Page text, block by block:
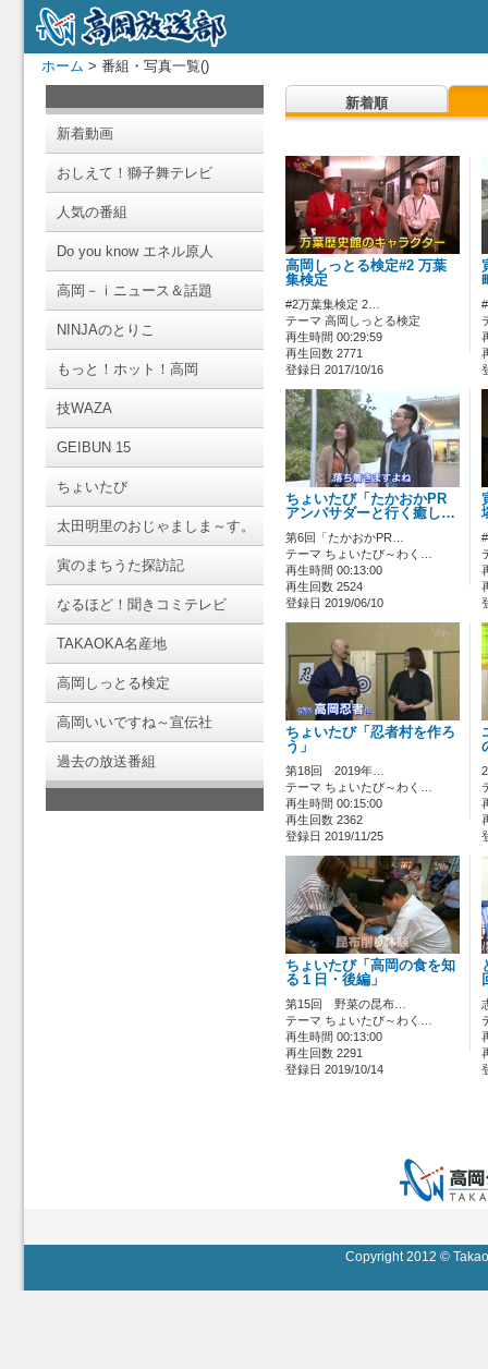
ホーム > 番組・写真一覧()
新着動画
おしえて！獅子舞テレビ
人気の番組
Do you know エネル原人
高岡－ｉニュース＆話題
NINJAのとりこ
もっと！ホット！高岡
技WAZA
GEIBUN 15
ちょいたび
太田明里のおじゃましま～す。
寅のまちうた探訪記
なるほど！聞きコミテレビ
TAKAOKA名産地
高岡しっとる検定
高岡いいですね～宣伝社
過去の放送番組
新着順
高岡しっとる検定#2 万葉
集検定
#2万葉集検定 2…
テーマ 高岡しっとる検定
再生時間 00:29:59
再生回数 2771
登録日 2017/10/16
ちょいたび「たかおかPR
アンバサダーと行く癒し…
第6回「たかおかPR…
テーマ ちょいたび～わく…
再生時間 00:13:00
再生回数 2524
登録日 2019/06/10
ちょいたび「忍者村を作ろ
う」
第18回 2019年…
テーマ ちょいたび～わく…
再生時間 00:15:00
再生回数 2362
登録日 2019/11/25
ちょいたび「高岡の食を知
る１日・後編」
第15回 野菜の昆布…
テーマ ちょいたび～わく…
再生時間 00:13:00
再生回数 2291
登録日 2019/10/14
Copyright 2012 ©